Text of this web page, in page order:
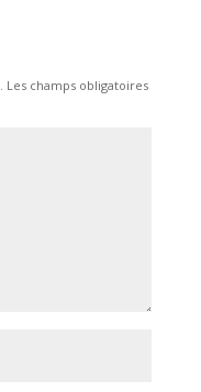
Les champs obligatoires